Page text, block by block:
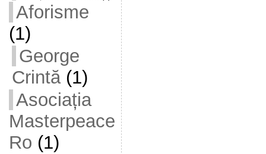
Aforisme
(1)
George
Crintă(1)
Asociația
Masterpeace
Ro (1)